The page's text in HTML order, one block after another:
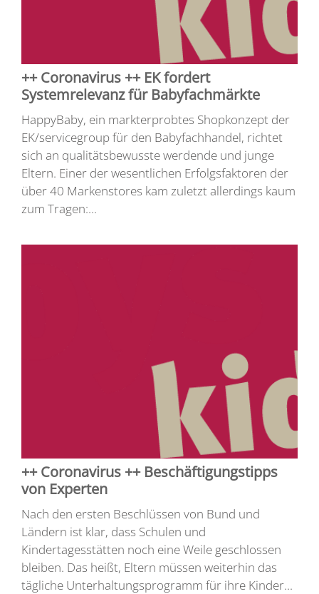
++ Coronavirus ++ EK fordert
Systemrelevanz für Babyfachmärkte
HappyBaby, ein markterprobtes Shopkonzept der
EK/servicegroup für den Babyfachhandel, richtet
sich an qualitätsbewusste werdende und junge
Eltern. Einer der wesentlichen Erfolgsfaktoren der
über 40 Markenstores kam zuletzt allerdings kaum
zum Tragen:...
++ Coronavirus ++ Beschäftigungstipps
von Experten
Nach den ersten Beschlüssen von Bund und
Ländern ist klar, dass Schulen und
Kindertagesstätten noch eine Weile geschlossen
bleiben. Das heißt, Eltern müssen weiterhin das
tägliche Unterhaltungsprogramm für ihre Kinder...